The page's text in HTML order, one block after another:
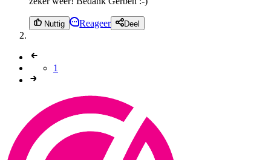
Nuttig Reageer Deel
1